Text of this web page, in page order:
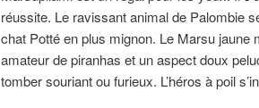
réussite. Le ravissant animal de Palombie
chat Potté en plus mignon. Le Marsu jaune
amateur de piranhas et un aspect doux
tomber souriant ou furieux. L’héros à poil